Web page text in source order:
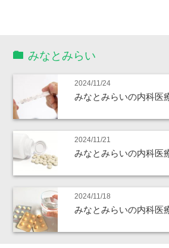
みなとみらい
2024/11/24
みなとみらいの内科医
2024/11/21
みなとみらいの内科医
2024/11/18
みなとみらいの内科医